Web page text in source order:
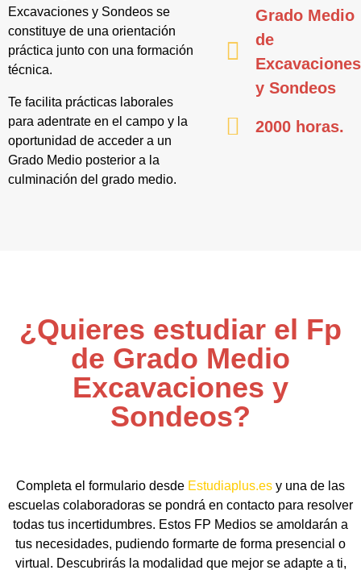
Excavaciones y Sondeos se
constituye de una orientación
práctica junto con una formación
técnica.
Te facilita prácticas laborales
para adentrate en el campo y la
oportunidad de acceder a un
Grado Medio posterior a la
culminación del grado medio.
Grado Medio
de
Excavaciones
y Sondeos
2000 horas.
¿Quieres estudiar el Fp
de Grado Medio
Excavaciones y
Sondeos?
Completa el formulario desde Estudiaplus.es y una de las
escuelas colaboradoras se pondrá en contacto para resolver
todas tus incertidumbres. Estos FP Medios se amoldarán a
tus necesidades, pudiendo formarte de forma presencial o
virtual. Descubrirás la modalidad que mejor se adapte a ti,